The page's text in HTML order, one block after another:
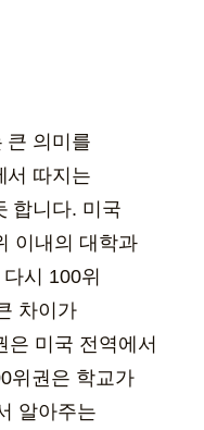
큰 의미를
서 따지는
합니다. 미국
이내의 대학과
시 100위
차이가
은 미국 전역에서
위권은 학교가
알아주는